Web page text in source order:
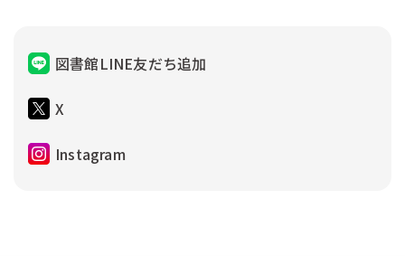
図書館LINE友だち追加
X
Instagram